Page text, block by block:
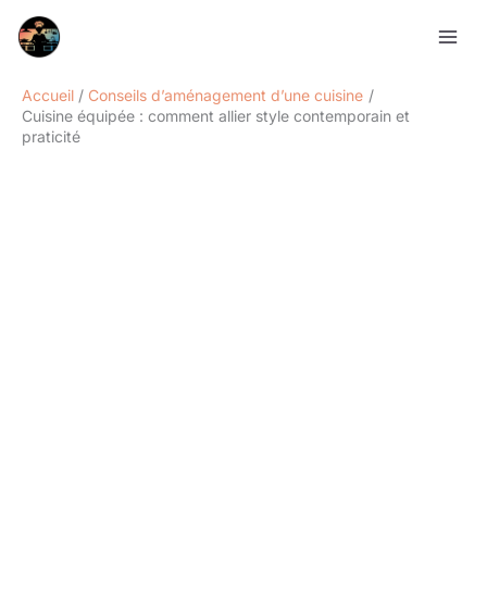
Accueil
Conseils d’aménagement d’une cuisine
Cuisine équipée : comment allier style contemporain et
praticité
Rechercher